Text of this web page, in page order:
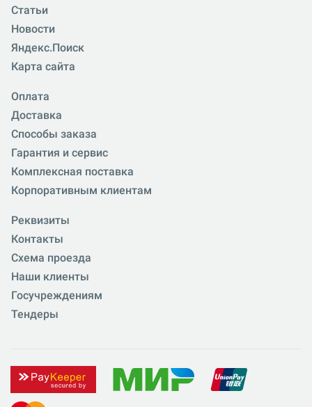
Статьи
Новости
Яндекс.Поиск
Карта сайта
Оплата
Доставка
Способы заказа
Гарантия и сервис
Комплексная поставка
Корпоративным клиентам
Реквизиты
Контакты
Схема проезда
Наши клиенты
Госучреждениям
Тендеры